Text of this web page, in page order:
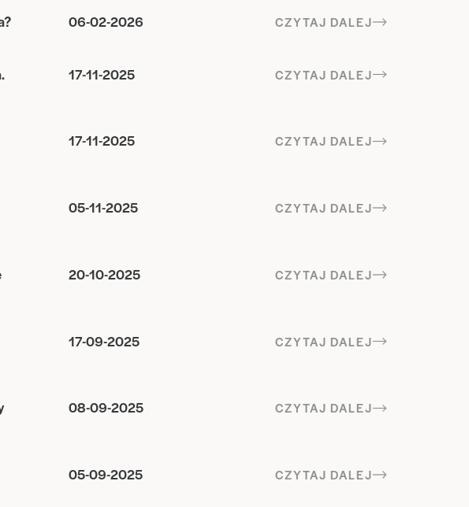
06-02-2026 CZYTAJ DALEJ
17-11-2025 CZYTAJ DALEJ
17-11-2025 CZYTAJ DALEJ
05-11-2025 CZYTAJ DALEJ
20-10-2025 CZYTAJ DALEJ
17-09-2025 CZYTAJ DALEJ
08-09-2025 CZYTAJ DALEJ
05-09-2025 CZYTAJ DALEJ